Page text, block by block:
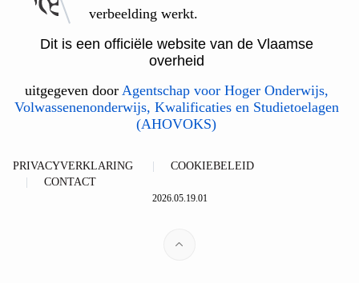
verbeelding werkt.
Dit is een officiële website van de Vlaamse
overheid
uitgegeven door Agentschap voor Hoger Onderwijs,
Volwassenenonderwijs, Kwalificaties en Studietoelagen
(AHOVOKS)
PRIVACYVERKLARING
COOKIEBELEID
CONTACT
2026.05.19.01